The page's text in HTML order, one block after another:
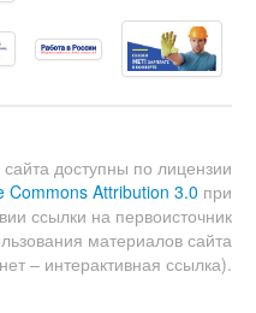
доступны по лицензии
Commons Attribution 3.0 при
ссылки на первоисточник
материалов сайта
– интерактивная ссылка).